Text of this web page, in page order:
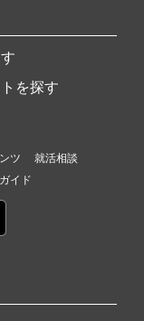
を探す
ツ
就活相談
イド